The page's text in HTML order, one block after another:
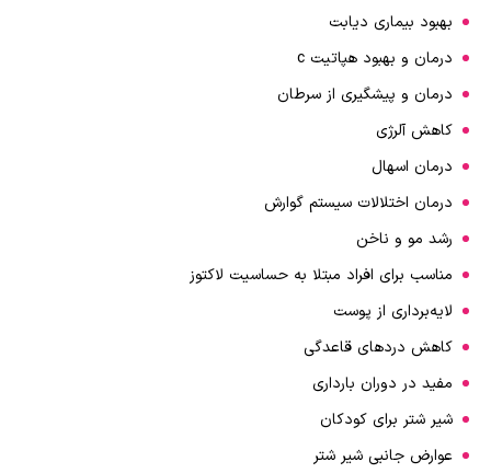
بهبود بیماری دیابت
درمان و بهبود هپاتیت c
درمان و پیشگیری از سرطان
کاهش آلرژی
درمان اسهال
درمان اختلالات سیستم گوارش
رشد مو و ناخن
مناسب برای افراد مبتلا به حساسیت لاکتوز
لایه‌برداری از پوست
کاهش دردهای قاعدگی
مفید در دوران بارداری
شیر شتر برای کودکان
عوارض جانبی شیر شتر